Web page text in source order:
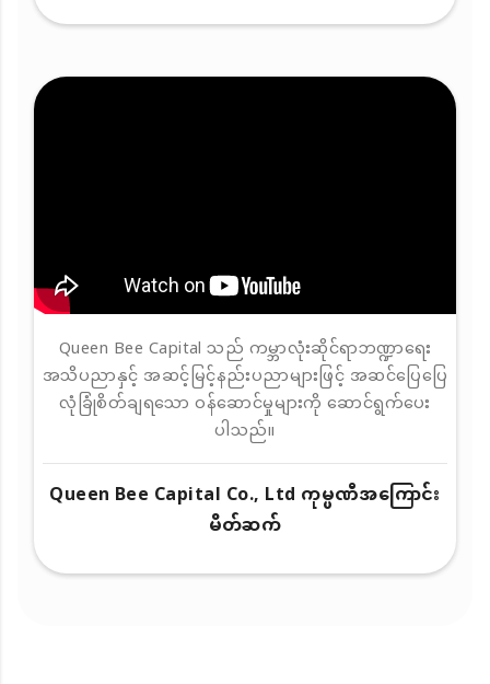
Queen Bee Capital သည် ကမ္ဘာလုံးဆိုင်ရာဘဏ္ဍာရေး
အသိပညာနှင့် အဆင့်မြင့်နည်းပညာများဖြင့် အဆင်ပြေပြေ
လုံခြုံစိတ်ချရသော ဝန်ဆောင်မှုများကို ဆောင်ရွက်ပေး
ပါသည်။
Queen Bee Capital Co., Ltd ကုမ္ပဏီအကြောင်း
မိတ်ဆက်